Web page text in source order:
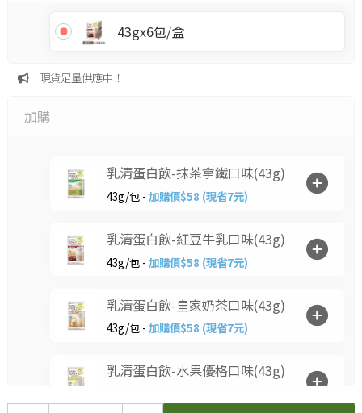
43gx6包/盒
現貨足量供應中！
加購
乳清蛋白飲-抹茶拿鐵口味(43g)
43g/包 - 加購價$58 (現省7元)
乳清蛋白飲-紅豆牛乳口味(43g)
43g/包 - 加購價$58 (現省7元)
乳清蛋白飲-皇家奶茶口味(43g)
43g/包 - 加購價$58 (現省7元)
乳清蛋白飲-水果優格口味(43g)